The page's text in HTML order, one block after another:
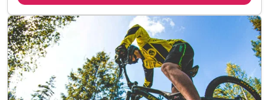
für Wellnessanwendungen oder Abenteuerangebote
inkl. Gästekarte Rostock & Umgebung
für freie Nutzung der öffentlichen Verkehrsmittel
inkl. täglich eine Flasche Wasser im Zimmer
inkl. Nutzung W-Lan